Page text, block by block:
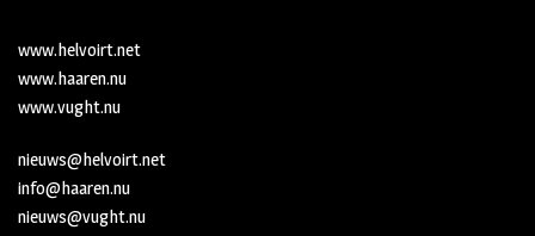
www.helvoirt.net
www.haaren.nu
www.vught.nu
nieuws@helvoirt.net
info@haaren.nu
nieuws@vught.nu